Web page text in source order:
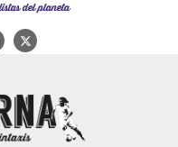
del planeta